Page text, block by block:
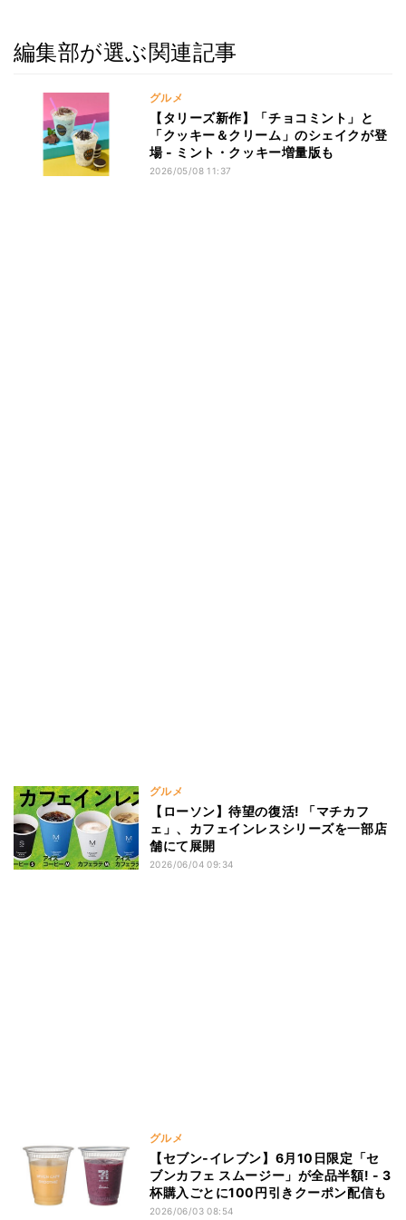
編集部が選ぶ関連記事
グルメ
【タリーズ新作】「チョコミント」と
「クッキー＆クリーム」のシェイクが登
場 - ミント・クッキー増量版も
2026/05/08 11:37
グルメ
【ローソン】待望の復活! 「マチカフ
ェ」、カフェインレスシリーズを一部店
舗にて展開
2026/06/04 09:34
グルメ
【セブン‐イレブン】6月10日限定「セ
ブンカフェ スムージー」が全品半額! - 3
杯購入ごとに100円引きクーポン配信も
2026/06/03 08:54